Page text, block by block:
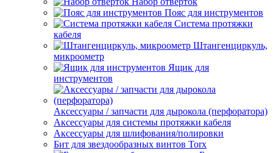
Пояс для инструментов
Система протяжки
кабеля
Штангенциркуль,
микроометр
Ящик для
инструментов
Аксессуары / запчасти для дырокола (перфоратора)
Аксессуары для системы протяжки кабеля
Аксессуары для шлифования/полировки
Бит для звездообразных винтов Torx